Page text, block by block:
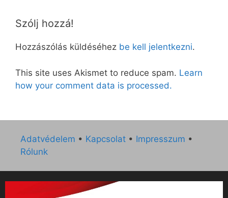
Szólj hozzá!
Hozzászólás küldéséhez be kell jelentkezni.
This site uses Akismet to reduce spam. Learn
how your comment data is processed.
Adatvédelem • Kapcsolat • Impresszum •
Rólunk